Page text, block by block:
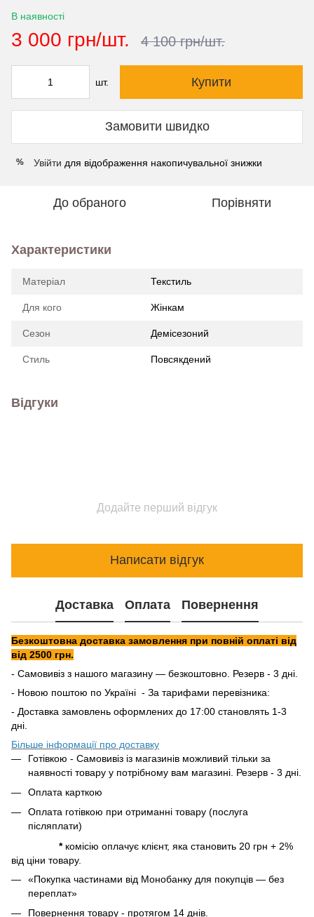
В наявності
3 000 грн/шт. 4 100 грн/шт.
шт. Купити
Замовити швидко
% Увійти для відображення накопичувальної знижки
До обраного Порівняти
Характеристики
Матеріал Текстиль
Для кого Жінкам
Сезон Демісезоний
Стиль Повсякдений
Відгуки
Додайте перший відгук
Написати відгук
Доставка Оплата Повернення
Безкоштовна доставка замовлення при повній оплаті від
від 2500 грн.
- Самовивіз з нашого магазину — безкоштовно. Резерв - 3 дні.
- Новою поштою по Україні - За тарифами перевізника:
- Доставка замовлень оформлених до 17:00 становлять 1-3
дні.
Більше інформації про доставку
Готівкою - Самовивіз із магазинів можливий тільки за
наявності товару у потрібному вам магазині. Резерв - 3 дні.
Оплата карткою
Оплата готівкою при отриманні товару (послуга
післяплати)
* комісію оплачує клієнт, яка становить 20 грн + 2%
від ціни товару.
«Покупка частинами від Монобанку для покупців — без
переплат»
Повернення товару - протягом 14 днів.